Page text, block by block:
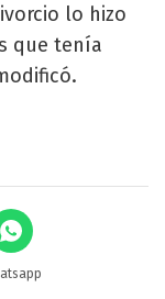
lo hizo
que tenía